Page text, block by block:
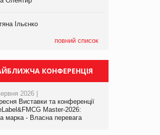
з
Яна Сараніна, директор
Ільєнко
повний список
КОНФЕРЕНЦІЯ
2026 |
Виставки та конференції
Master-2026:
марка - Власна перевага